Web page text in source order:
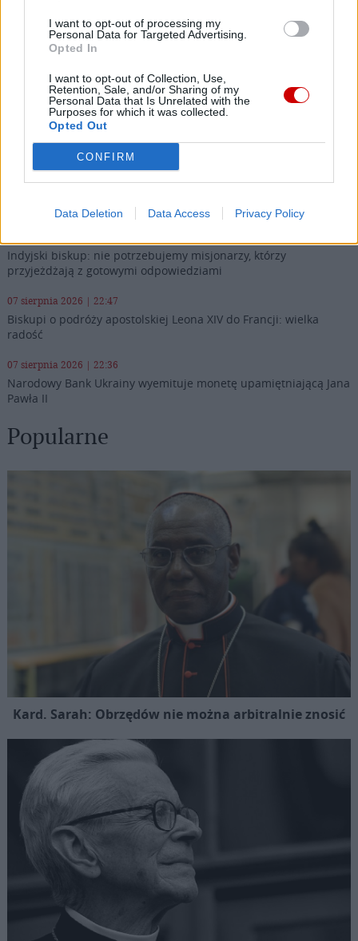
I want to opt-out of processing my
Personal Data for Targeted Advertising.
Opted In
I want to opt-out of Collection, Use,
Retention, Sale, and/or Sharing of my
Personal Data that Is Unrelated with the
Purposes for which it was collected.
Opted Out
CONFIRM
Data Deletion Data Access Privacy Policy
ABP JÓZEF KUPNY BP JACEK KICIŃSKI
JUBILEUSZ
WROCŁAWSKA
Najnowsze
8 sierpnia Kościół wspomina św. Dominika
Indyjski biskup: nie potrzebujemy misjonarzy, którzy
przyjeżdżają z gotowymi odpowiedziami
07 sierpnia 2026 | 22:47
Biskupi o podróży apostolskiej Leona XIV do Francji: wielka
radość
07 sierpnia 2026 | 22:36
Narodowy Bank Ukrainy wyemituje monetę upamiętniającą Jana
Pawła II
Popularne
Kard. Sarah: Obrzędów nie można arbitralnie znosić